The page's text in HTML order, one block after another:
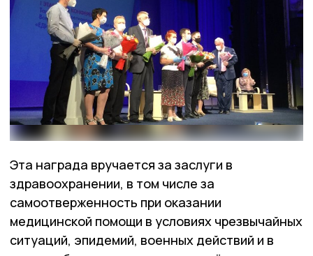
Эта награда вручается за заслуги в
здравоохранении, в том числе за
самоотверженность при оказании
медицинской помощи в условиях чрезвычайных
ситуаций, эпидемий, военных действий и в